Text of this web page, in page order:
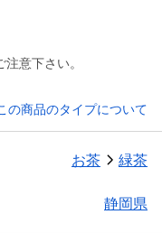
意下さい。
の商品のタイプについて
お茶 緑茶
静岡県